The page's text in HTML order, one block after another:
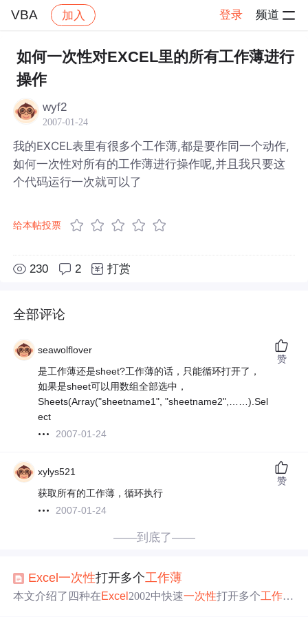
VBA 加入 登录 频道
社区 VBA 帖子详情
如何一次性对EXCEL里的所有工作薄进行
操作
wyf2
2007-01-24
我的EXCEL表里有很多个工作薄,都是要作同一个动作,
如何一次性对所有的工作薄进行操作呢,并且我只要这
个代码运行一次就可以了
给本帖投票
230 2 打赏
全部评论
seawolflover
是工作薄还是sheet?工作薄的话，只能循环打开了，
如果是sheet可以用数组全部选中，
Sheets(Array("sheetname1", "sheetname2",……).Sel
ect
2007-01-24
赞
xylys521
获取所有的工作薄，循环执行
2007-01-24
赞
——到底了——
Excel一次性打开多个工作薄
本文介绍了四种在Excel 2002中快速一次性打开多个工作簿